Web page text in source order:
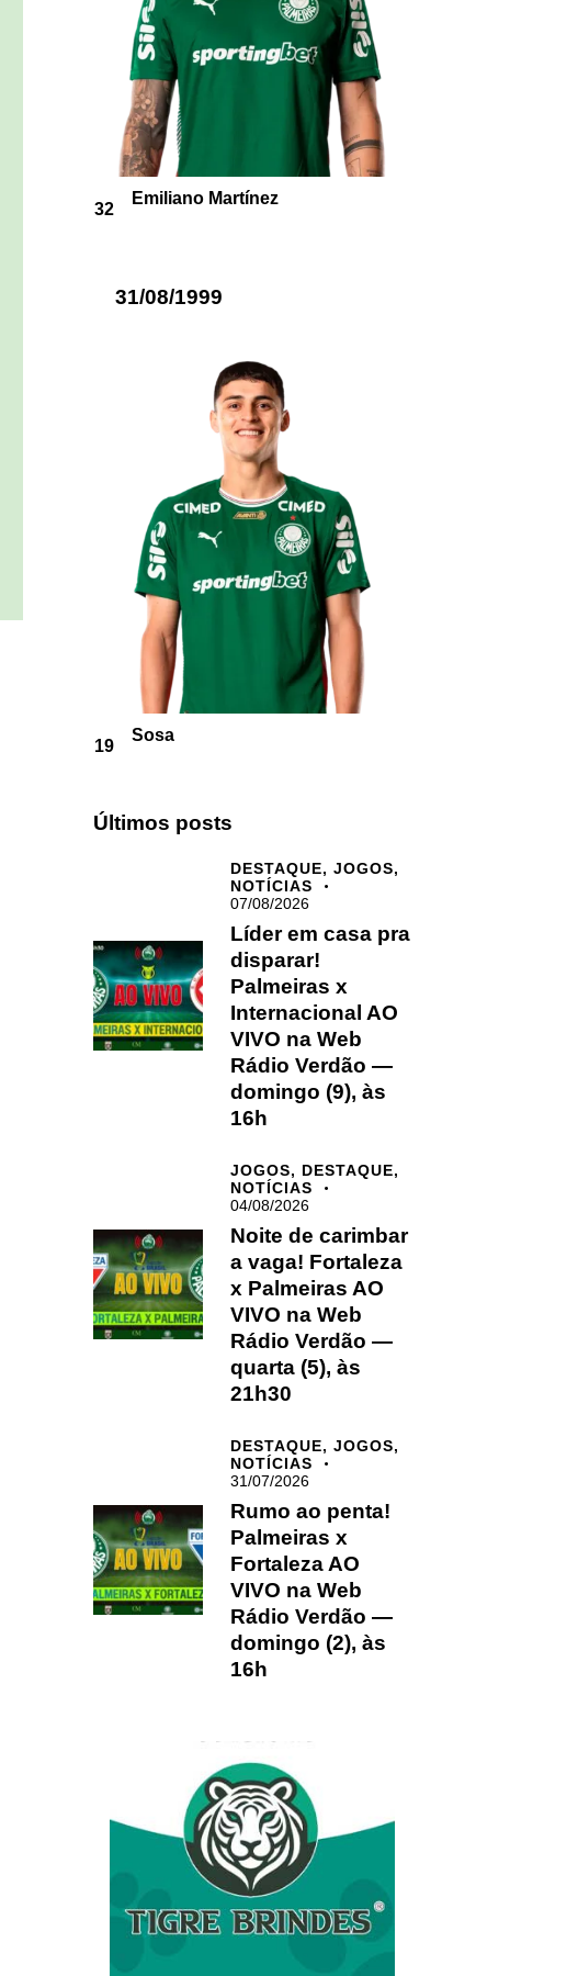
32
Emiliano Martínez
31/08/1999
19
Sosa
Últimos posts
DESTAQUE,JOGOS,
NOTÍCIAS
07/08/2026
Líder em casa pra
disparar!
Palmeiras x
Internacional AO
VIVO na Web
Rádio Verdão —
domingo (9), às
16h
JOGOS, DESTAQUE,
NOTÍCIAS
04/08/2026
Noite de carimbar
a vaga! Fortaleza
x Palmeiras AO
VIVO na Web
Rádio Verdão —
quarta (5), às
21h30
DESTAQUE,JOGOS,
NOTÍCIAS
31/07/2026
Rumo ao penta!
Palmeiras x
Fortaleza AO
VIVO na Web
Rádio Verdão —
domingo (2), às
16h